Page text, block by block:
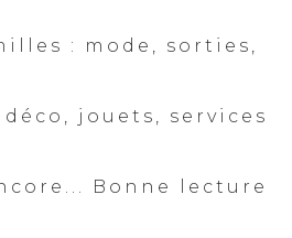
: mode, sorties,
jouets, services
Bonne lecture